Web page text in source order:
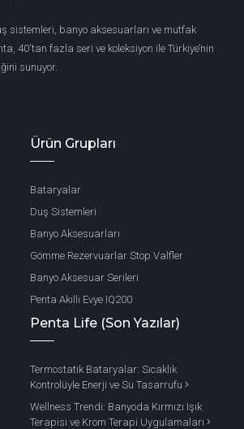
sistemleri, banyo aksesuarları ve mutfak
40'tan fazla seri ve koleksiyon ile Türkiye’nin
sunuyor.
Ürün Grupları
Bataryalar
Duş Sistemleri
Banyo Aksesuarları
Gömme Rezervuarlar Stop Valfler
Banyo Aksesuar Serileri
Penta Akıllı Evye IQ200
Penta Life (Son Yazılar)
Termostatik Bataryalar: Sıcaklık
Kontrolüyle Enerji ve Su Tasarrufu
Wellness Trendi: Banyoda Kırmızı Işık
Terapisi ve Krom Terapi Uygulamaları